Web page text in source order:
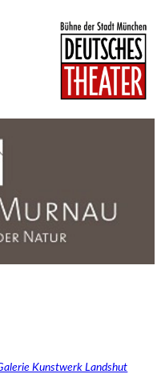
Kunstwerk Landshut